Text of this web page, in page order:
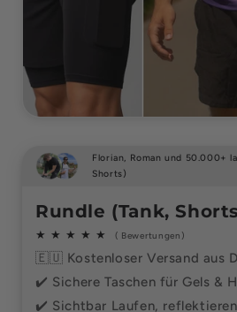
Florian, Roman und 50.000+
Shorts)
Rundle (Tank,
( Bewertungen)
🇪🇺 Kostenloser Versand aus
✔️ Sichere Taschen für Gels &
✔️ Sichtbar Laufen,